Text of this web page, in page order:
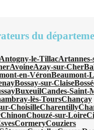
du
Antogny-le-Tillac
AvoineAzay-sur-Cher
en-VéronBeaumont-
Bossay-sur-Claise
BuxeuilCandes-Saint-
lès-ToursChançay
ChoisilleCharentilly
ChinonChouzé-sur-Loire
CormeryCouziers